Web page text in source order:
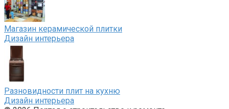
Магазин керамической плитки
Дизайн интерьера
Разновидности плит на кухню
Дизайн интерьера